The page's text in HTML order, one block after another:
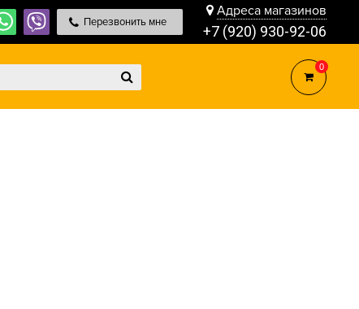
Перезвонить мне
Адреса магазинов
+7 (920) 930-92-06
0